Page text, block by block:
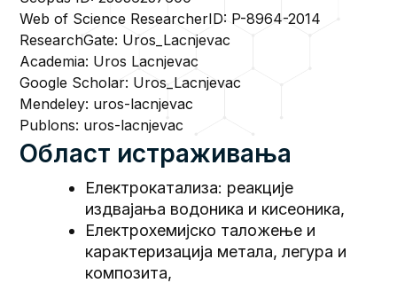
Web of Science ResearcherID: P-8964-2014
ResearchGate: Uros_Lacnjevac
Academia: Uros Lacnjevac
Google Scholar: Uros_Lacnjevac
Mendeley: uros-lacnjevac
Publons: uros-lacnjevac
Област истраживања
Електрокатализа: реакције
издвајања водоника и кисеоника,
Електрохемијско таложење и
карактеризација метала, легура и
композита,